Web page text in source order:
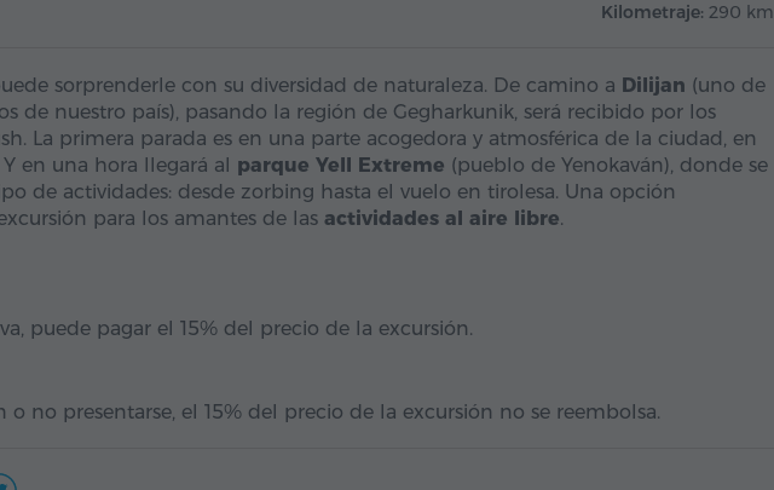
Kilometraje: 290 km
sorprenderle con su diversidad de naturaleza. De camino a Dilijan (uno de
de nuestro país), pasando la región de Gegharkunik, será recibido por los
La primera parada es en una parte acogedora y atmosférica de la ciudad, en
en una hora llegará al parque Yell Extreme (pueblo de Yenokaván), donde se
de actividades: desde zorbing hasta el vuelo en tirolesa. Una opción
para los amantes de las actividades al aire libre.
puede pagar el 15% del precio de la excursión.
o no presentarse, el 15% del precio de la excursión no se reembolsa.